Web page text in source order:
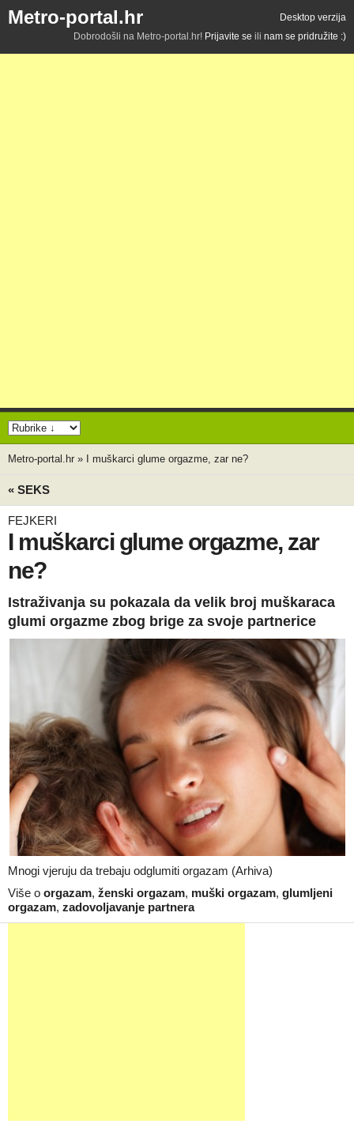
Metro-portal.hr
Desktop verzija
Dobrodošli na Metro-portal.hr! Prijavite se ili nam se pridružite :)
Metro-portal.hr » I muškarci glume orgazme, zar ne?
« SEKS
FEJKERI
I muškarci glume orgazme, zar
ne?
Istraživanja su pokazala da velik broj muškaraca
glumi orgazme zbog brige za svoje partnerice
Mnogi vjeruju da trebaju odglumiti orgazam (Arhiva)
Više o orgazam, ženski orgazam, muški orgazam, glumljeni
orgazam, zadovoljavanje partnera